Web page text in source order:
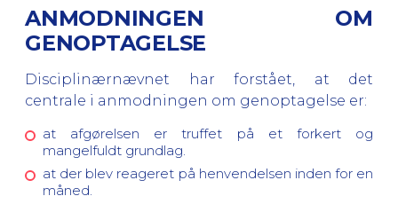
ANMODNINGEN OM
GENOPTAGELSE
Disciplinærnævnet har forstået, at det
centrale i anmodningen om genoptagelse er:
at afgørelsen er truffet på et forkert og
mangelfuldt grundlag.
at der blev reageret på henvendelsen inden for en
måned.